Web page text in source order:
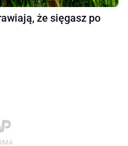
że sięgasz po